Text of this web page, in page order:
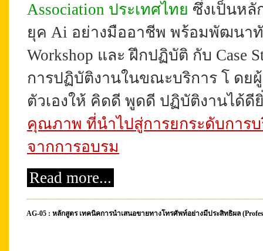
Association ประเทศไทย ซึ่งเป็นหลั
ยุค Ai อย่างมืออาชีพ พร้อมพัฒนา
Workshop และ ฝึกปฏิบัติ กับ Case
การปฏิบัติงานในขณะบริการ โ ดย
ตัวเองให้ คิดดี พูดดี ปฏิบัติงานได้
คุณภาพ ที่นำไปสู่การยกระดับการบ
จากการอบรม
Read more...
AG-05 : หลักสูตร เทคนิคการนำเสนอขายทางโทรศัพท์อย่างมีประสิทธิผล